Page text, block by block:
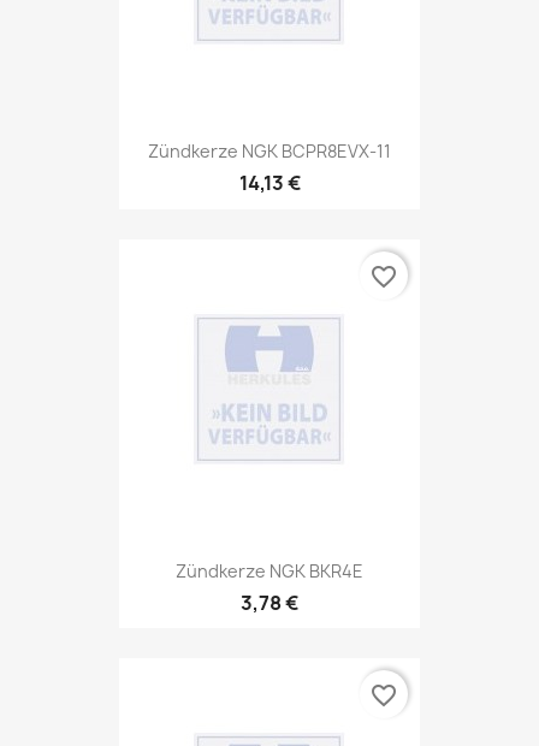
Zündkerze NGK BCPR8EVX-11
14,13 €
Zündkerze NGK BKR4E
3,78 €
favorite_border
favorite_border